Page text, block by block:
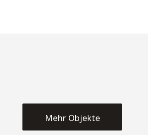
Mehr Objekte